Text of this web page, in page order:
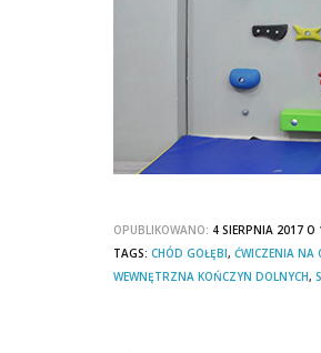
OPUBLIKOWANO: 4 SIERPNIA 2017
TAGS: CHÓD GOŁĘBI, ĆWICZENIA NA
WEWNĘTRZNA KOŃCZYN DOLNYCH,